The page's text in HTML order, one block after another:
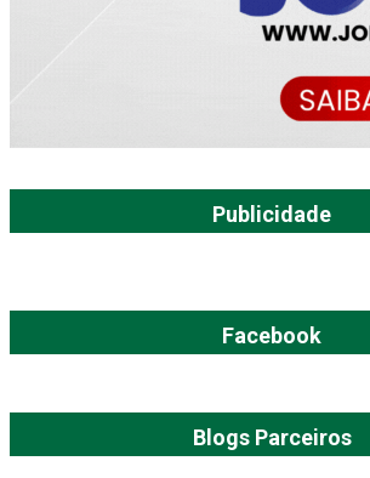
Publicidade
Facebook
Blogs Parceiros